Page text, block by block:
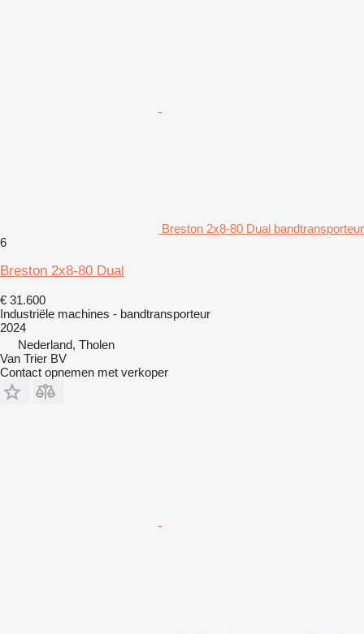
Breston 2x8-80 Dual bandtransporteur
6
Breston 2x8-80 Dual
€ 31.600
Industriële machines - bandtransporteur
2024
Nederland, Tholen
Van Trier BV
Contact opnemen met verkoper